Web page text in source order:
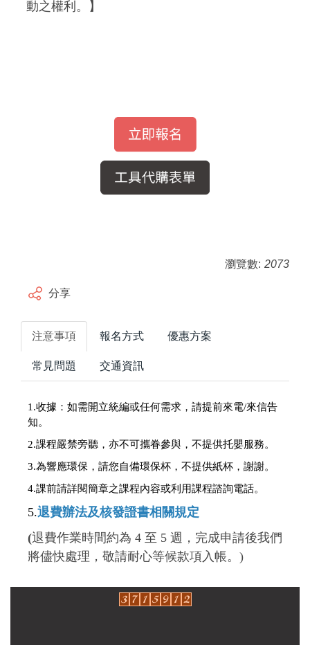
動之權利。】
瀏覽數: 2073
分享
注意事項 報名方式 優惠方案
常見問題 交通資訊
1.收據： 如需開立統編或任何需求，請提前來電/來信告
知。
2.課程嚴禁旁聽，亦不可攜眷參與，不提供托嬰服務。
3.為響應環保，請您自備環保杯，不提供紙杯，謝謝。
4.課前請詳閱簡章之課程內容或利用課程諮詢電話。
5.退費辦法及核發證書相關規定
(退費作業時間約為 4 至 5 週，完成申請後我們
將儘快處理，敬請耐心等候款項入帳。)